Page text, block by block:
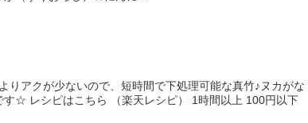
りアクが少ないので、短時間で下処理可能な真竹♪ヌカがな
す☆ レシピはこちら （楽天レシピ） 1時間以上 100円以下